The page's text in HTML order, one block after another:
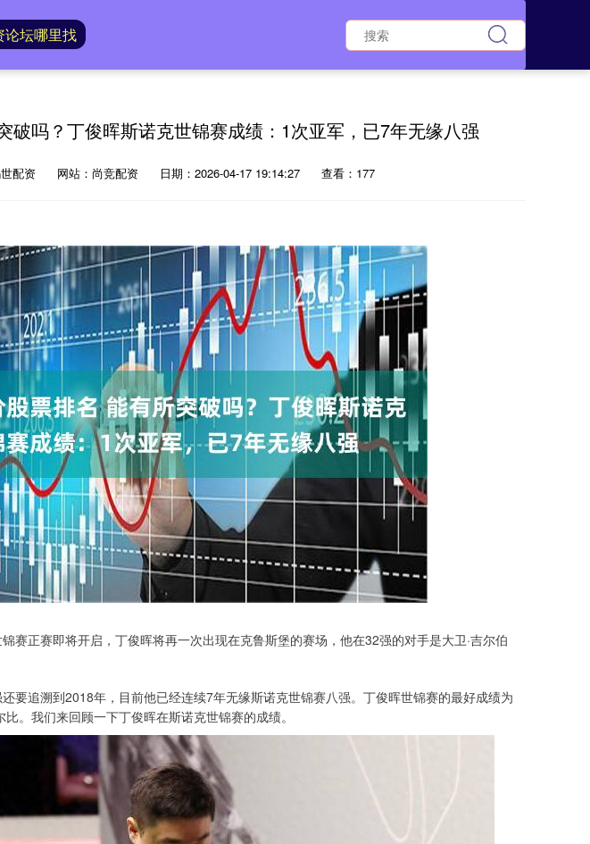
论坛哪里找
破吗？丁俊晖斯诺克世锦赛成绩：1次亚军，已7年无缘八强
配资 网站：尚竞配资 日期：2026-04-17 19:14:27 查看：177
赛正赛即将开启，丁俊晖将再一次出现在克鲁斯堡的赛场，他在32强的对手是大卫·吉尔伯
要追溯到2018年，目前他已经连续7年无缘斯诺克世锦赛八强。丁俊晖世锦赛的最好成绩为
。我们来回顾一下丁俊晖在斯诺克世锦赛的成绩。